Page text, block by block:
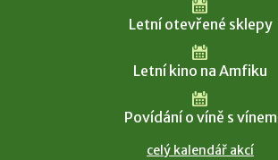
Letní otevřené sklepy
Letní kino na Amfiku
Povídání o víně s vínem
celý kalendář akcí